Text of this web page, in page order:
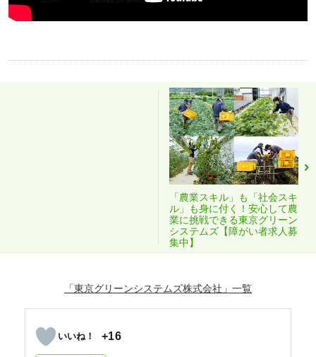
「農業スキル」も「社会スキ
ル」も身に付く！安心して農
業に挑戦できる東京グリーン
システムズ【障がい者求人募
集中】
「東京グリーンシステムズ株式会社」
+16